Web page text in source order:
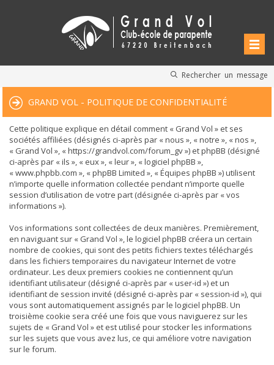
Rechercher un message
GRAND VOL - POLITIQUE DE CONFIDENTIALITÉ
Cette politique explique en détail comment « Grand Vol » et ses
sociétés affiliées (désignés ci-après par « nous », « notre », « nos »,
« Grand Vol », « https://grandvol.com/forum_gv ») et phpBB (désigné
ci-après par « ils », « eux », « leur », « logiciel phpBB »,
« www.phpbb.com », « phpBB Limited », « Équipes phpBB ») utilisent
n’importe quelle information collectée pendant n’importe quelle
session d’utilisation de votre part (désignée ci-après par « vos
informations »).
Vos informations sont collectées de deux manières. Premièrement,
en naviguant sur « Grand Vol », le logiciel phpBB créera un certain
nombre de cookies, qui sont des petits fichiers textes téléchargés
dans les fichiers temporaires du navigateur Internet de votre
ordinateur. Les deux premiers cookies ne contiennent qu’un
identifiant utilisateur (désigné ci-après par « user-id ») et un
identifiant de session invité (désigné ci-après par « session-id »), qui
vous sont automatiquement assignés par le logiciel phpBB. Un
troisième cookie sera créé une fois que vous naviguerez sur les
sujets de « Grand Vol » et est utilisé pour stocker les informations
sur les sujets que vous avez lus, ce qui améliore votre navigation
sur le forum.